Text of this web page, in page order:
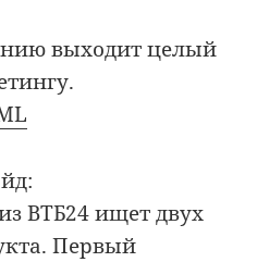
выходит целый
ВТБ24 ищет двух
Первый